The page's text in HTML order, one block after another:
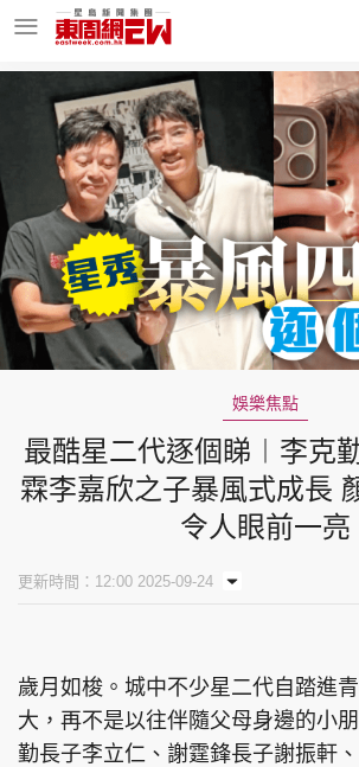
明星名人 時
東周Ladies 優
東周食玩通 會
玄學靈異 東
東周刊 cazbuyer
娛樂焦點
最酷星二代逐個睇︱李克
霖李嘉欣之子暴風式成長
令人眼前一亮
更新時間：12:00 2025-09-24
歲月如梭。城中不少星二代自踏進
大，再不是以往伴隨父母身邊的小
勤長子李立仁、謝霆鋒長子謝振軒